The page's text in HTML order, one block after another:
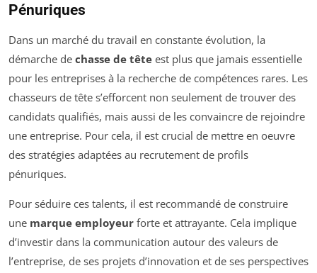
Pénuriques
Dans un marché du travail en constante évolution, la
démarche de chasse de tête est plus que jamais essentielle
pour les entreprises à la recherche de compétences rares. Les
chasseurs de tête s’efforcent non seulement de trouver des
candidats qualifiés, mais aussi de les convaincre de rejoindre
une entreprise. Pour cela, il est crucial de mettre en oeuvre
des stratégies adaptées au recrutement de profils
pénuriques.
Pour séduire ces talents, il est recommandé de construire
une marque employeur forte et attrayante. Cela implique
d’investir dans la communication autour des valeurs de
l’entreprise, de ses projets d’innovation et de ses perspectives